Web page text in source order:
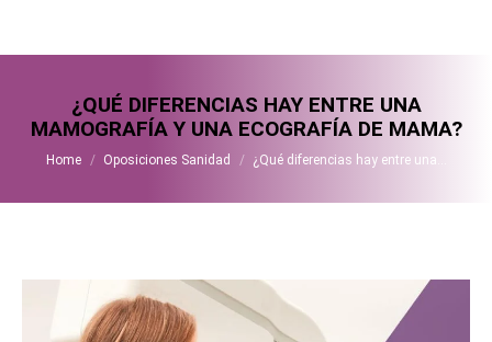
¿QUÉ DIFERENCIAS HAY ENTRE UNA
MAMOGRAFÍA Y UNA ECOGRAFÍA DE MAMA?
You are here:
Home Oposiciones Sanidad ¿Qué diferencias hay entre una…